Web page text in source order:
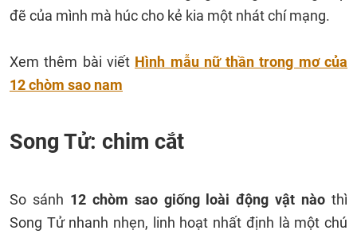
đẽ của mình mà húc cho kẻ kia một nhát chí mạng.
Xem thêm bài viết Hình mẫu nữ thần trong mơ của
12 chòm sao nam
Song Tử: chim cắt
So sánh 12 chòm sao giống loài động vật nào thì
Song Tử nhanh nhẹn, linh hoạt nhất định là một chú